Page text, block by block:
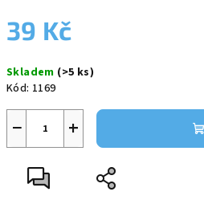
39 Kč
cena:
Skladem (>5 ks)
Kód: 1169
+
−